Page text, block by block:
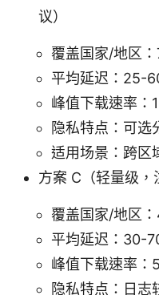
议）
覆盖国家/地区
平均延迟：25-
峰值下载速率
隐私特点：可选
适用场景：跨区
方案 C（轻量级，
覆盖国家/地区
平均延迟：30-
峰值下载速率
隐私特点：日志